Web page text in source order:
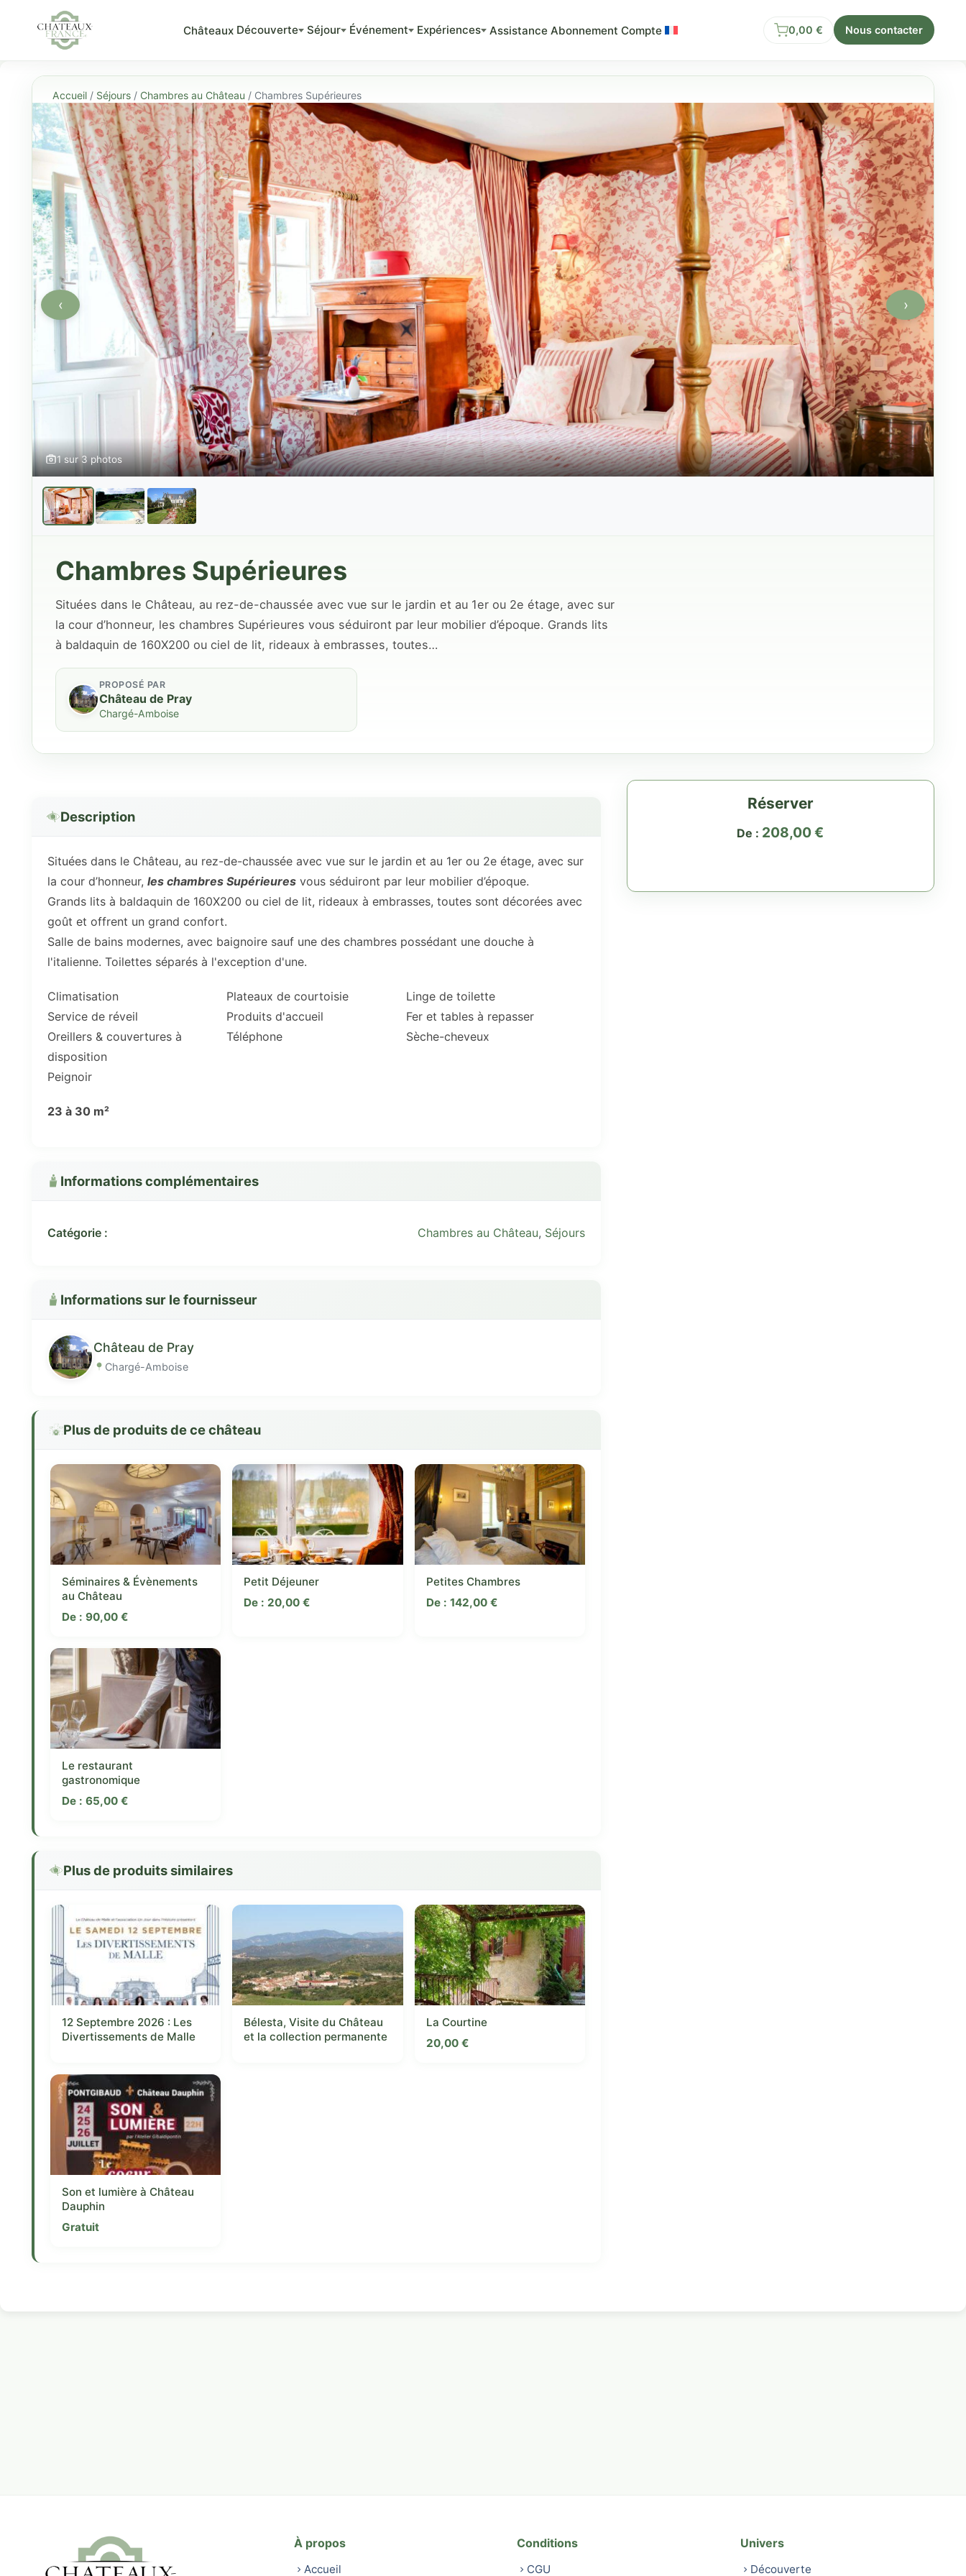
Châteaux Découverte Séjour Événement Expériences Assistance Abonnement Compte 0,00 € Nous contacter
Accueil / Séjours / Chambres au Château / Chambres Supérieures
1 sur 3 photos
‹ ›
Chambres Supérieures
Situées dans le Château, au rez-de-chaussée avec vue sur le jardin et au 1er ou 2e étage, avec sur
la cour d’honneur, les chambres Supérieures vous séduiront par leur mobilier d’époque. Grands lits
à baldaquin de 160X200 ou ciel de lit, rideaux à embrasses, toutes…
PROPOSÉ PAR
Château de Pray
Chargé-Amboise
Réserver
De : 208,00€
Description
Situées dans le Château, au rez-de-chaussée avec vue sur le jardin et au 1er ou 2e étage, avec sur
la cour d’honneur, les chambres Supérieures vous séduiront par leur mobilier d’époque.
Grands lits à baldaquin de 160X200 ou ciel de lit, rideaux à embrasses, toutes sont décorées avec
goût et offrent un grand confort.
Salle de bains modernes, avec baignoire sauf une des chambres possédant une douche à
l'italienne. Toilettes séparés à l'exception d'une.
Climatisation Plateaux de courtoisie
Linge de toilette
Service de réveil
Produits d'accueil
Fer et tables à repasser
Oreillers & couvertures à
disposition
Téléphone Sèche-cheveux
Peignoir
23 à 30 m²
Informations complémentaires
Catégorie : Chambres au Château, Séjours
Informations sur le fournisseur
Château de Pray
Chargé-Amboise
Plus de produits de ce château
Séminaires & Évènements
au Château
De : 90,00 €
Petit Déjeuner
De : 20,00€
Petites Chambres
De : 142,00 €
Le restaurant
gastronomique
De : 65,00 €
Plus de produits similaires
12 Septembre 2026 : Les
Divertissements de Malle
Bélesta, Visite du Château
et la collection permanente
La Courtine
20,00 €
Son et lumière à Château
Dauphin
Gratuit
À propos
Accueil
Conditions
CGU
Univers
Découverte